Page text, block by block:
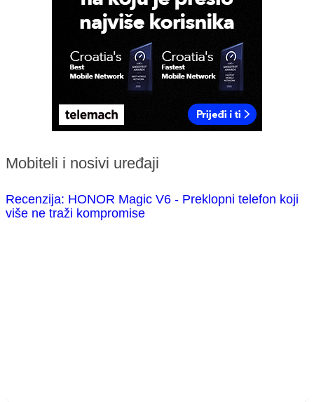
Mobiteli i nosivi uređaji
Recenzija: HONOR Magic V6 - Preklopni telefon koji
više ne traži kompromise